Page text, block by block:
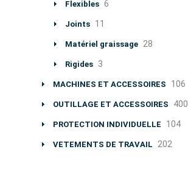
Flexibles 6
Joints 11
Matériel graissage 28
Rigides 3
MACHINES ET ACCESSOIRES 106
OUTILLAGE ET ACCESSOIRES 400
PROTECTION INDIVIDUELLE 104
VETEMENTS DE TRAVAIL 202